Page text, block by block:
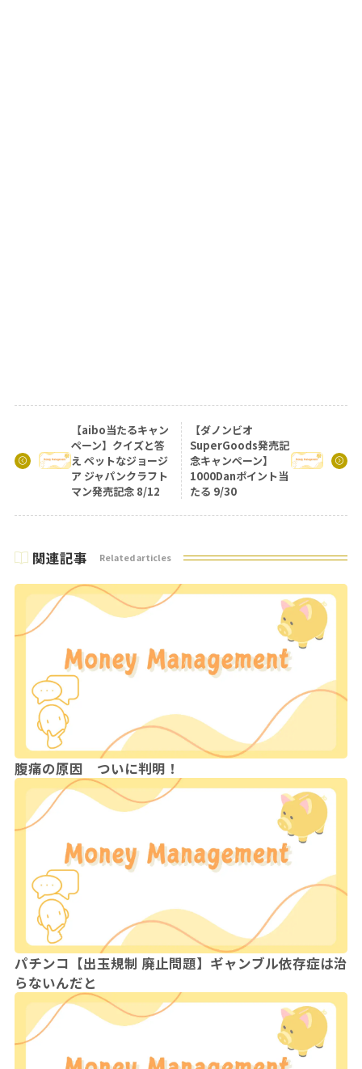
【aibo当たるキャン
ペーン】クイズと答
え ペットなジョージ
ア ジャパンクラフト
マン発売記念 8/12
【ダノンビオ
SuperGoods発売記
念キャンペーン】
1000Danポイント当
たる 9/30
関連記事 Related articles
腹痛の原因 ついに判明！
パチンコ【出玉規制 廃止問題】ギャンブル依存症は治
らないんだと